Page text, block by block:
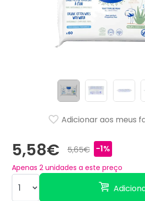
5,58€ 5,65€ -1%
Apenas 2 unidades a este preço
Adicionar aos meus